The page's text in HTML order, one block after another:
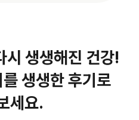
시 생생해진 건강!
생생한 후기로
세요.